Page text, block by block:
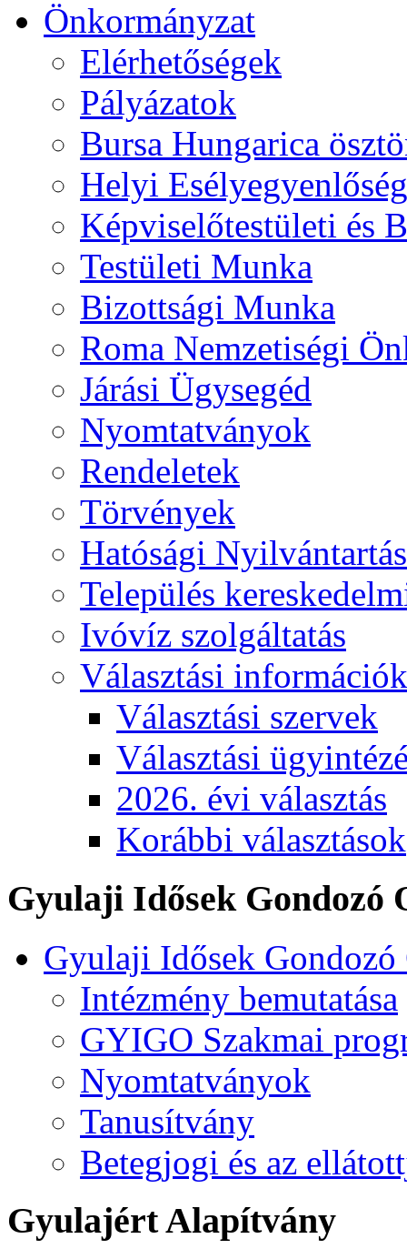
Önkormányzat
Elérhetőségek
Pályázatok
Bursa Hungarica
Helyi
Képviselőtestületi és
Testületi Munka
Bizottsági Munka
Roma Nemzetiségi
Járási Ügysegéd
Nyomtatványok
Rendeletek
Törvények
Hatósági
Település
Ivóvíz szolgáltatás
Választási információk
Választási szervek
Választási
2026. évi választás
Korábbi választások
Gyulaji Idősek Gondozó
Gyulaji Idősek Gondozó
Intézmény bemutatása
GYIGO Szakmai
Nyomtatványok
Tanusítvány
Betegjogi és az
Gyulajért Alapítvány